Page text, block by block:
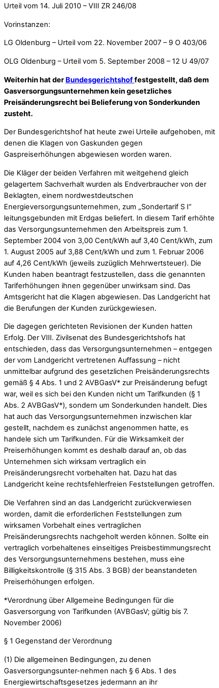
Urteil vom 14. Juli 2010 – VIII ZR 246/08
Vorinstanzen:
LG Oldenburg – Urteil vom 22. November 2007 – 9 O 403/06
OLG Oldenburg – Urteil vom 5. September 2008 – 12 U 49/07
Weiterhin hat der Bundesgerichtshoffestgestellt, daß dem
Gasversorgungsunternehmen kein gesetzliches
Preisänderungsrecht bei Belieferung von Sonderkunden
zusteht.
Der Bundesgerichtshof hat heute zwei Urteile aufgehoben, mit
denen die Klagen von Gaskunden gegen
Gaspreiserhöhungen abgewiesen worden waren.
Die Kläger der beiden Verfahren mit weitgehend gleich
gelagertem Sachverhalt wurden als Endverbraucher von der
Beklagten, einem nordwestdeutschen
Energieversorgungsunternehmen, zum „Sondertarif S I“
leitungsgebunden mit Erdgas beliefert. In diesem Tarif erhöhte
das Versorgungsunternehmen den Arbeitspreis zum 1.
September 2004 von 3,00 Cent/kWh auf 3,40 Cent/kWh, zum
1. August 2005 auf 3,88 Cent/kWh und zum 1. Februar 2006
auf 4,26 Cent/kWh (jeweils zuzüglich Mehrwertsteuer). Die
Kunden haben beantragt festzustellen, dass die genannten
Tariferhöhungen ihnen gegenüber unwirksam sind. Das
Amtsgericht hat die Klagen abgewiesen. Das Landgericht hat
die Berufungen der Kunden zurückgewiesen.
Die dagegen gerichteten Revisionen der Kunden hatten
Erfolg. Der VIII. Zivilsenat des Bundesgerichtshofs hat
entschieden, dass das Versorgungsunternehmen – entgegen
der vom Landgericht vertretenen Auffassung – nicht
unmittelbar aufgrund des gesetzlichen Preisänderungsrechts
gemäß § 4 Abs. 1 und 2 AVBGasV* zur Preisänderung befugt
war, weil es sich bei den Kunden nicht um Tarifkunden (§ 1
Abs. 2 AVBGasV*), sondern um Sonderkunden handelt. Dies
hat auch das Versorgungsunternehmen inzwischen klar
gestellt, nachdem es zunächst angenommen hatte, es
handele sich um Tarifkunden. Für die Wirksamkeit der
Preiserhöhungen kommt es deshalb darauf an, ob das
Unternehmen sich wirksam vertraglich ein
Preisänderungsrecht vorbehalten hat. Dazu hat das
Landgericht keine rechtsfehlerfreien Feststellungen getroffen.
Die Verfahren sind an das Landgericht zurückverwiesen
worden, damit die erforderlichen Feststellungen zum
wirksamen Vorbehalt eines vertraglichen
Preisänderungsrechts nachgeholt werden können. Sollte ein
vertraglich vorbehaltenes einseitiges Preisbestimmungsrecht
des Versorgungsunternehmens bestehen, muss eine
Billigkeitskontrolle (§ 315 Abs. 3 BGB) der beanstandeten
Preiserhöhungen erfolgen.
*Verordnung über Allgemeine Bedingungen für die
Gasversorgung von Tarifkunden (AVBGasV; gültig bis 7.
November 2006)
§ 1 Gegenstand der Verordnung
(1) Die allgemeinen Bedingungen, zu denen
Gasversorgungsunter-nehmen nach § 6 Abs. 1 des
Energiewirtschaftsgesetzes jedermann an ihr